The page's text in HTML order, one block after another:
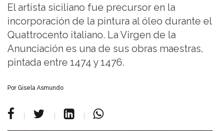
El artista siciliano fue precursor en la
incorporación de la pintura al óleo durante el
Quattrocento italiano. La Virgen de la
Anunciación es una de sus obras maestras,
pintada entre 1474 y 1476.
Por Gisela Asmundo